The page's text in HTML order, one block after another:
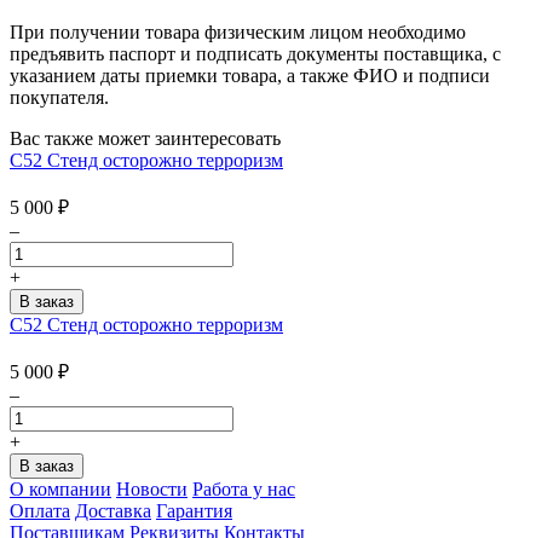
При получении товара физическим лицом необходимо
предъявить паспорт и подписать документы поставщика, с
указанием даты приемки товара, а также ФИО и подписи
покупателя.
Вас также может заинтересовать
С52 Стенд осторожно терроризм
5 000 ₽
–
+
С52 Стенд осторожно терроризм
5 000 ₽
–
+
О компании Новости Работа у нас
Оплата Доставка Гарантия
Поставщикам Реквизиты Контакты